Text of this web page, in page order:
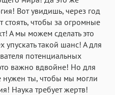
Вот увидишь, через год
стоять, чтобы за огромные
А мы можем сделать это
упускать такой шанс! А для
потенциальных
важно вдвойне! Но для
нужен ты, чтобы мы могли
Наука требует жертв!